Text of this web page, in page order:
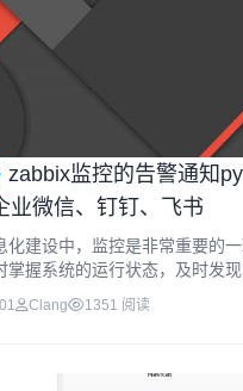
zabbix监控的告警通知
业微信、钉钉、飞书
化建设中，监控是非常重要的
掌握系统的运行状态，及时发
控中，告警通知更是至关重要的
响应问题，及时解决问题，从而
Clang 1351 阅读